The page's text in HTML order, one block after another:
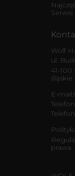
Serwis
Wolf
ul.
41-
śląskie
E-mail:
prawa